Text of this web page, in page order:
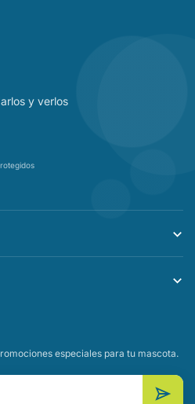
y verlos
especiales para tu mascota.